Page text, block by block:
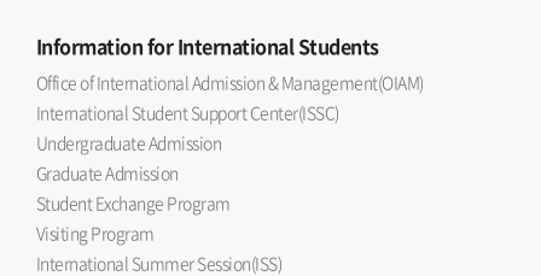
Informationfor International Students
Office of International Admission & Management(OIAM)
International Student Support Center(ISSC)
Undergraduate Admission
Graduate Admission
Student Exchange Program
Visiting Program
International Summer Session(ISS)